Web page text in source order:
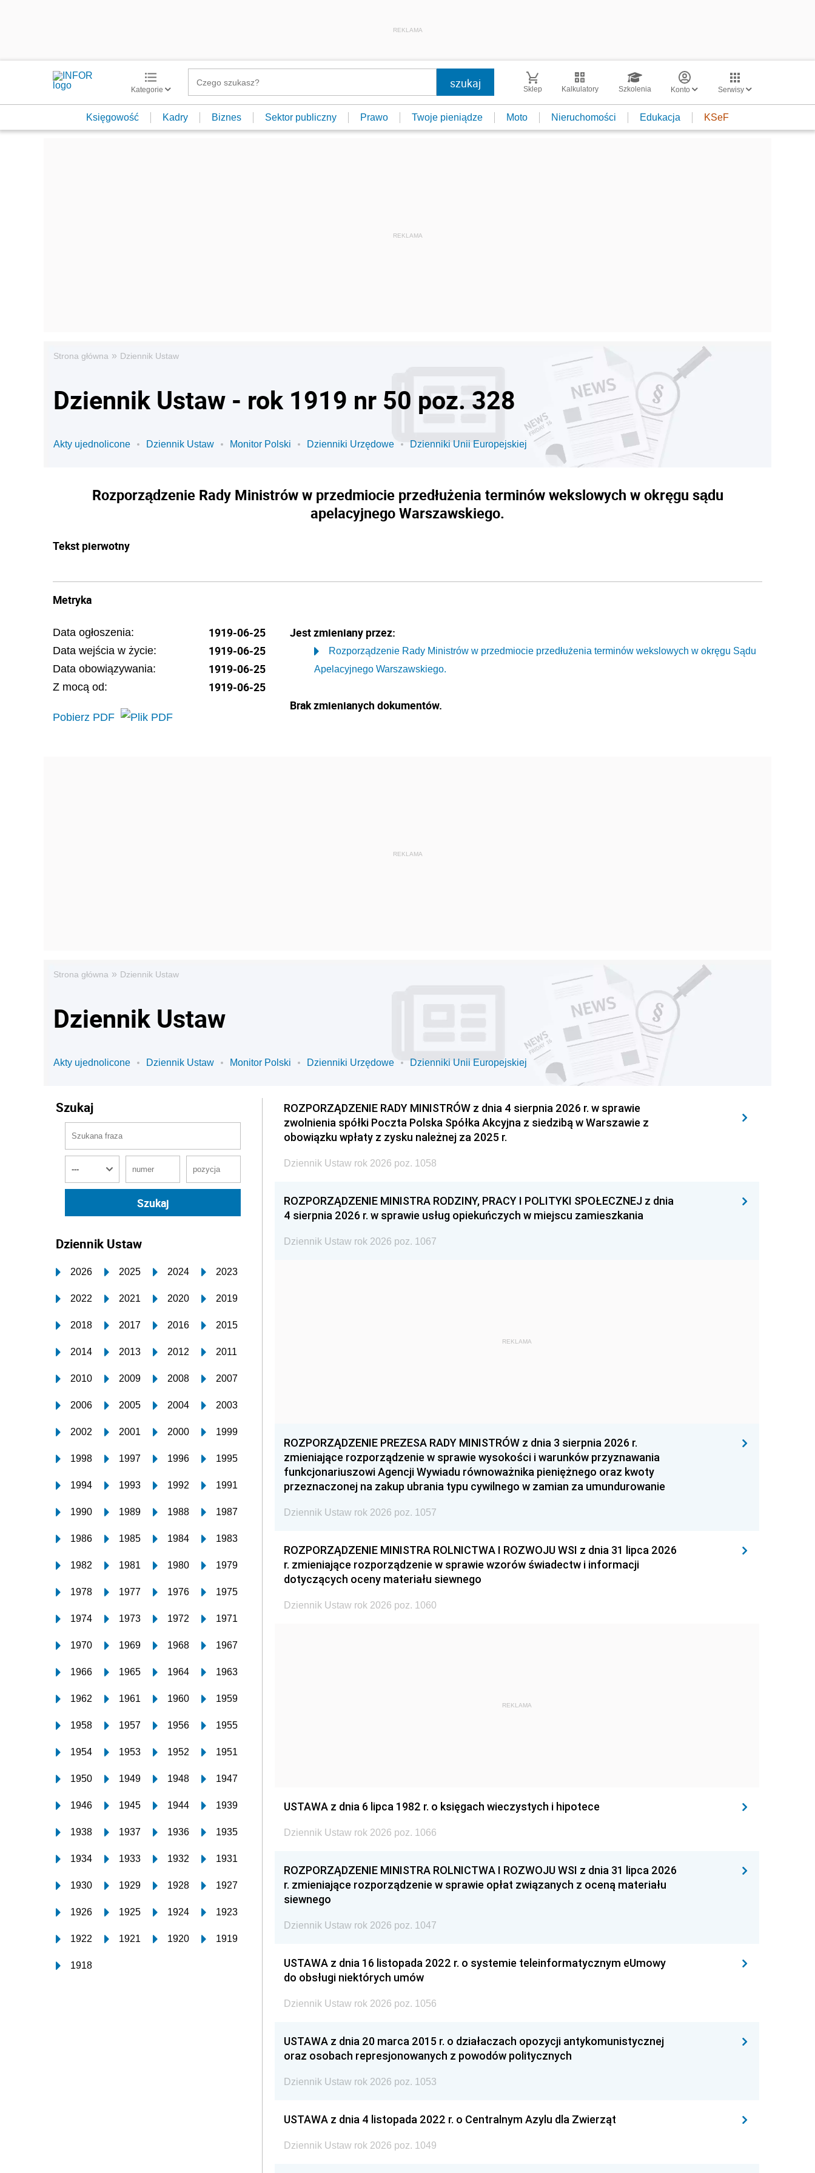
REKLAMA
Kategorie Sklep Kalkulatory Szkolenia Konto Serwisy
Księgowość Kadry Biznes Sektor publiczny Prawo Twoje pieniądze Moto Nieruchomości Edukacja KSeF
Strona główna » Dziennik Ustaw
Dziennik Ustaw - rok 1919 nr 50 poz. 328
Akty ujednolicone Dziennik Ustaw Monitor Polski Dzienniki Urzędowe Dzienniki Unii Europejskiej
Rozporządzenie Rady Ministrów w przedmiocie przedłużenia terminów wekslowych w okręgu sądu
apelacyjnego Warszawskiego.
Tekst pierwotny
Metryka
Data ogłoszenia: 1919-06-25
Data wejścia w życie: 1919-06-25
Data obowiązywania: 1919-06-25
Z mocą od: 1919-06-25
Pobierz PDF
Jest zmieniany przez:
Rozporządzenie Rady Ministrów w przedmiocie przedłużenia terminów wekslowych w okręgu Sądu
Apelacyjnego Warszawskiego.
Brak zmienianych dokumentów.
Strona główna » Dziennik Ustaw
Dziennik Ustaw
Akty ujednolicone Dziennik Ustaw Monitor Polski Dzienniki Urzędowe Dzienniki Unii Europejskiej
Szukaj
Dziennik Ustaw
2026 2025 2024 2023
2022 2021 2020 2019
2018 2017 2016 2015
2014 2013 2012 2011
2010 2009 2008 2007
2006 2005 2004 2003
2002 2001 2000 1999
1998 1997 1996 1995
1994 1993 1992 1991
1990 1989 1988 1987
1986 1985 1984 1983
1982 1981 1980 1979
1978 1977 1976 1975
1974 1973 1972 1971
1970 1969 1968 1967
1966 1965 1964 1963
1962 1961 1960 1959
1958 1957 1956 1955
1954 1953 1952 1951
1950 1949 1948 1947
1946 1945 1944 1939
1938 1937 1936 1935
1934 1933 1932 1931
1930 1929 1928 1927
1926 1925 1924 1923
1922 1921 1920 1919
1918
ROZPORZĄDZENIE RADY MINISTRÓW z dnia 4 sierpnia 2026 r. w sprawie
zwolnienia spółki Poczta Polska Spółka Akcyjna z siedzibą w Warszawie z
obowiązku wpłaty z zysku należnej za 2025 r.
Dziennik Ustaw rok 2026 poz. 1058
ROZPORZĄDZENIE MINISTRA RODZINY, PRACY I POLITYKI SPOŁECZNEJ z dnia
4 sierpnia 2026 r. w sprawie usług opiekuńczych w miejscu zamieszkania
Dziennik Ustaw rok 2026 poz. 1067
REKLAMA
ROZPORZĄDZENIE PREZESA RADY MINISTRÓW z dnia 3 sierpnia 2026 r.
zmieniające rozporządzenie w sprawie wysokości i warunków przyznawania
funkcjonariuszowi Agencji Wywiadu równoważnika pieniężnego oraz kwoty
przeznaczonej na zakup ubrania typu cywilnego w zamian za umundurowanie
Dziennik Ustaw rok 2026 poz. 1057
ROZPORZĄDZENIE MINISTRA ROLNICTWA I ROZWOJU WSI z dnia 31 lipca 2026
r. zmieniające rozporządzenie w sprawie wzorów świadectw i informacji
dotyczących oceny materiału siewnego
Dziennik Ustaw rok 2026 poz. 1060
REKLAMA
USTAWA z dnia 6 lipca 1982 r. o księgach wieczystych i hipotece
Dziennik Ustaw rok 2026 poz. 1066
ROZPORZĄDZENIE MINISTRA ROLNICTWA I ROZWOJU WSI z dnia 31 lipca 2026
r. zmieniające rozporządzenie w sprawie opłat związanych z oceną materiału
siewnego
Dziennik Ustaw rok 2026 poz. 1047
USTAWA z dnia 16 listopada 2022 r. o systemie teleinformatycznym eUmowy
do obsługi niektórych umów
Dziennik Ustaw rok 2026 poz. 1056
USTAWA z dnia 20 marca 2015 r. o działaczach opozycji antykomunistycznej
oraz osobach represjonowanych z powodów politycznych
Dziennik Ustaw rok 2026 poz. 1053
USTAWA z dnia 4 listopada 2022 r. o Centralnym Azylu dla Zwierząt
Dziennik Ustaw rok 2026 poz. 1049